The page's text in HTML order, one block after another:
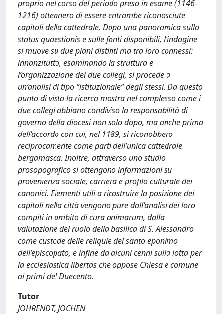
proprio nel corso del periodo preso in esame (1146-
1216) ottennero di essere entrambe riconosciute
capitoli della cattedrale. Dopo una panoramica sullo
status quaestionis e sulle fonti disponibili, l’indagine
si muove su due piani distinti ma tra loro connessi:
innanzitutto, esaminando la struttura e
l’organizzazione dei due collegi, si procede a
un’analisi di tipo “istituzionale” degli stessi. Da questo
punto di vista la ricerca mostra nel complesso come i
due collegi abbiano condiviso la responsabilità di
governo della diocesi non solo dopo, ma anche prima
dell’accordo con cui, nel 1189, si riconobbero
reciprocamente come parti dell’unica cattedrale
bergamasca. Inoltre, attraverso uno studio
prosopografico si ottengono informazioni su
provenienza sociale, carriera e profilo culturale dei
canonici. Elementi utili a ricostruire la posizione dei
capitoli nella città vengono pure dall’analisi dei loro
compiti in ambito di cura animarum, dalla
valutazione del ruolo della basilica di S. Alessandro
come custode delle reliquie del santo eponimo
dell’episcopato, e infine da alcuni cenni sulla lotta per
la ecclesiastica libertas che oppose Chiesa e comune
ai primi del Duecento.
Tutor
JOHRENDT, JOCHEN